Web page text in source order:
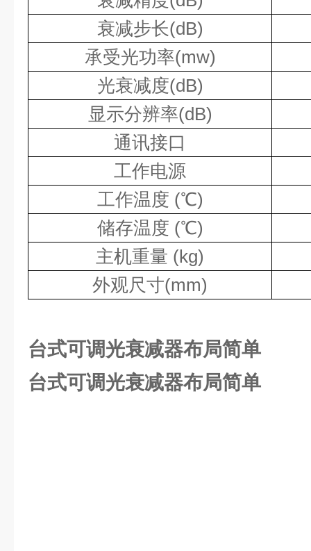
衰减步长(dB)
承受光功率(mw)
光衰减度(dB)
显示分辨率(dB)
通讯接口
工作电源
工作温度 (℃)
储存温度 (℃)
主机重量 (kg)
外观尺寸(mm)
台式可调光衰减器布局简单
台式可调光衰减器布局简单